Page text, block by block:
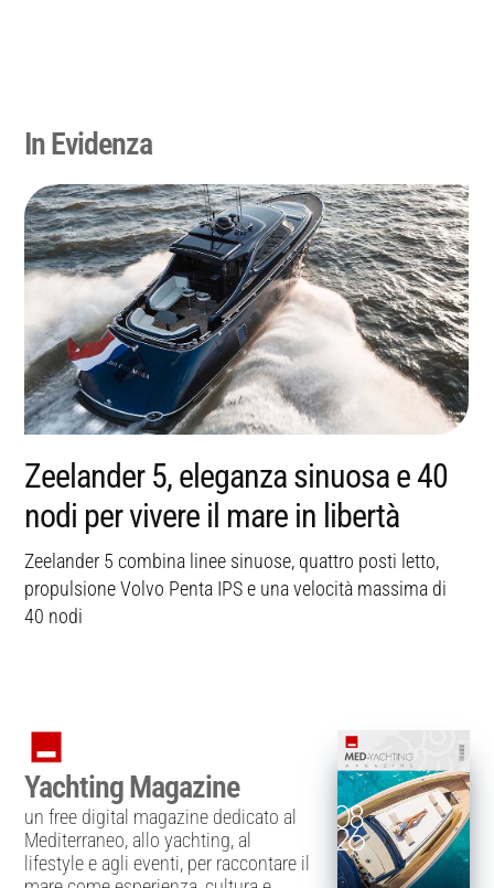
In Evidenza
Zeelander 5, eleganza sinuosa e 40
nodi per vivere il mare in libertà
Zeelander 5 combina linee sinuose, quattro posti letto,
propulsione Volvo Penta IPS e una velocità massima di
40 nodi
Yachting Magazine
un free digital magazine dedicato al
Mediterraneo, allo yachting, al
lifestyle e agli eventi, per raccontare il